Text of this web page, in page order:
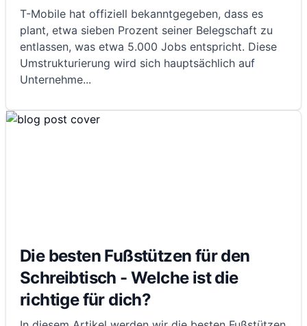
T-Mobile hat offiziell bekanntgegeben, dass es
plant, etwa sieben Prozent seiner Belegschaft zu
entlassen, was etwa 5.000 Jobs entspricht. Diese
Umstrukturierung wird sich hauptsächlich auf
Unternehme...
Die besten Fußstützen für den
Schreibtisch - Welche ist die
richtige für dich?